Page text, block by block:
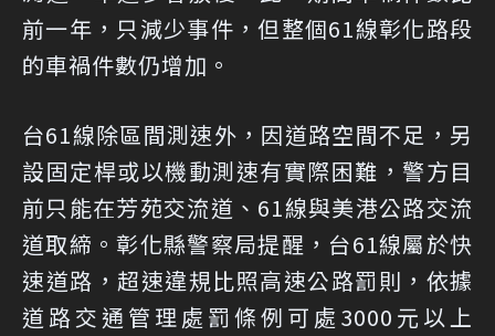
前一年，只減少事件，但整個61線彰化路段
的車禍件數仍增加。
台61線除區間測速外，因道路空間不足，另
設固定桿或以機動測速有實際困難，警方目
前只能在芳苑交流道、61線與美港公路交流
道取締。彰化縣警察局提醒，台61線屬於快
速道路，超速違規比照高速公路罰則，依據
道路交通管理處罰條例可處3000元以上